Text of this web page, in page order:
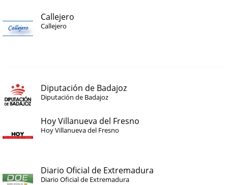
Callejero
Callejero
Diputación de Badajoz
Diputación de Badajoz
Hoy Villanueva del Fresno
Hoy Villanueva del Fresno
Diario Oficial de Extremadura
Diario Oficial de Extremadura